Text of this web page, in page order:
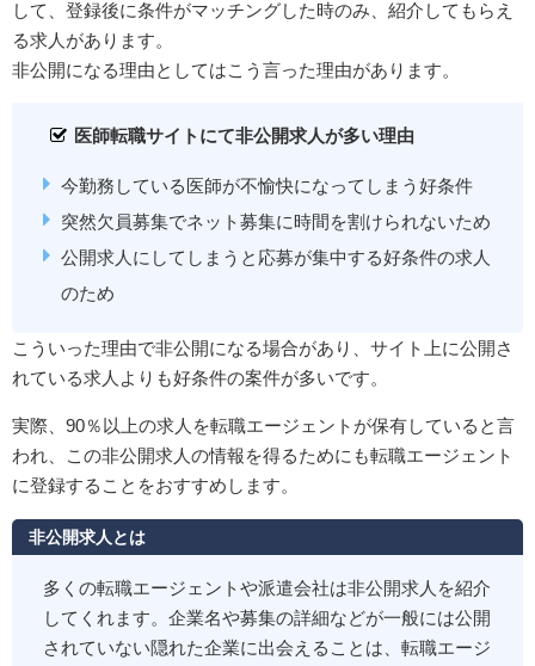
して、登録後に条件がマッチングした時のみ、紹介してもらえ
る求人があります。
非公開になる理由としてはこう言った理由があります。
医師転職サイトにて非公開求人が多い理由
今勤務している医師が不愉快になってしまう好条件
突然欠員募集でネット募集に時間を割けられないため
公開求人にしてしまうと応募が集中する好条件の求人
のため
こういった理由で非公開になる場合があり、サイト上に公開さ
れている求人よりも好条件の案件が多いです。
実際、90％以上の求人を転職エージェントが保有していると言
われ、この非公開求人の情報を得るためにも転職エージェント
に登録することをおすすめします。
非公開求人とは
多くの転職エージェントや派遣会社は非公開求人を紹介
してくれます。企業名や募集の詳細などが一般には公開
されていない隠れた企業に出会えることは、転職エージ